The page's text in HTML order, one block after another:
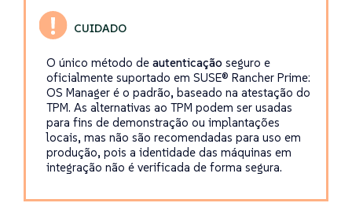
O único método de autenticação seguro e
oficialmente suportado em SUSE® Rancher Prime:
OS Manager é o padrão, baseado na atestação do
TPM. As alternativas ao TPM podem ser usadas
para fins de demonstração ou implantações
locais, mas não são recomendadas para uso em
produção, pois a identidade das máquinas em
integração não é verificada de forma segura.